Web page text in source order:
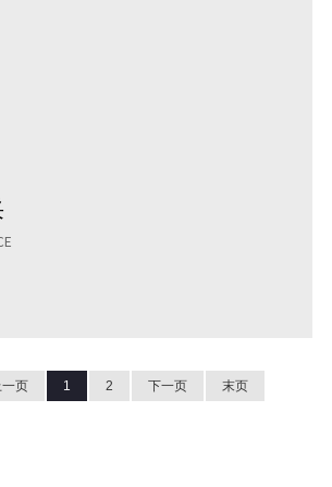
页 1 2 下一页 末页